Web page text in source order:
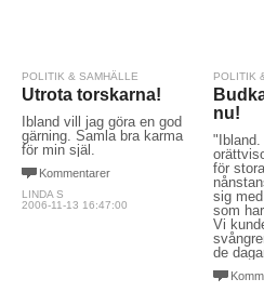
POLITIK & SAMHÄLLE
Utrota torskarna!
Ibland vill jag göra en god
gärning. Samla bra karma
för min själ.
Kommentarer
LINDA S
2006-11-13 16:47:00
POLITIK
nu!
"Ibland.
för
sig
som
Vi
de